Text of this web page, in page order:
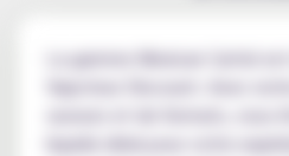
La gamme Mexican Cartel
liquide idéal pour votre